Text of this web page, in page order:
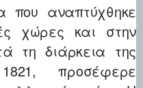
που αναπτύχθηκε
χώρες και στην
τη διάρκεια της
προσέφερε